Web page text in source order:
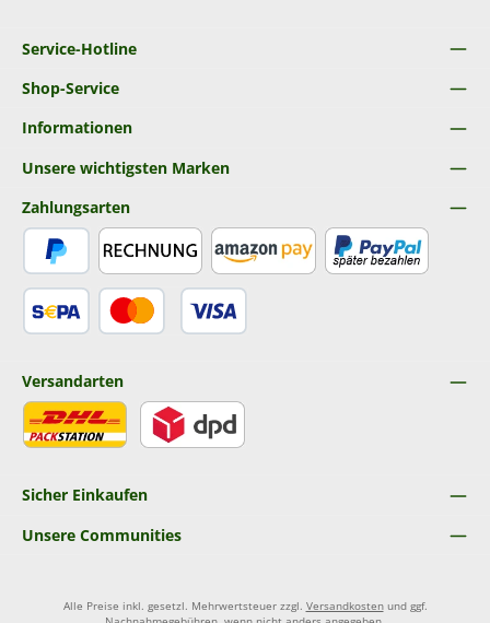
Service-Hotline
Shop-Service
Informationen
Unsere wichtigsten Marken
Sicher Einkaufen
Unsere Communities
Zahlungsarten
Versandarten
Alle Preise inkl. gesetzl. Mehrwertsteuer zzgl. Versandkostenund ggf.